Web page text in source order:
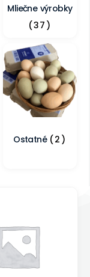
Mliečne výrobky
(37)
Ostatné (2)